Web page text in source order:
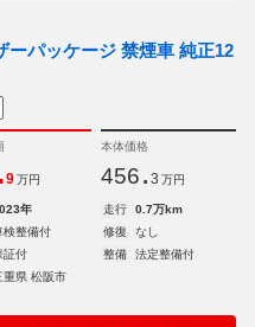
ーパッケージ 禁煙車 純正12
9 万円
本体価格
456. 3 万円
年 走行
0.7万km
検整備付 修復
なし
証付 整備
法定整備付
重県 松阪市